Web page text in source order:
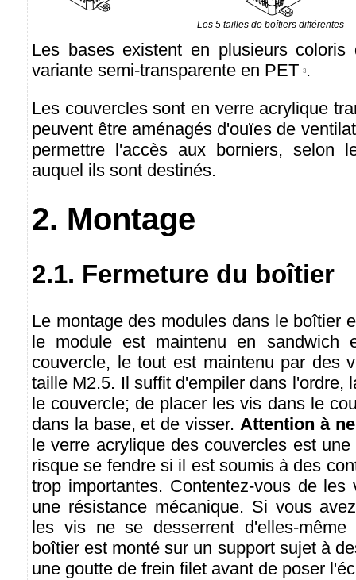
Les 5 tailles de boîtiers différentes
Les bases existent en plusieurs coloris
variante semi-transparente en PET 3 .
Les couvercles sont en verre acrylique
peuvent être aménagés d'ouïes de
permettre l'accès aux borniers, selon
auquel ils sont destinés.
2. Montage
2.1. Fermeture du boîtier
Le montage des modules dans le boîtier
le module est maintenu en sandwich
couvercle, le tout est maintenu par des
taille M2.5. Il suffit d'empiler dans l'ordre,
le couvercle; de placer les vis dans le
dans la base, et de visser. Attention à
le verre acrylique des couvercles est
risque se fendre si il est soumis à des
trop importantes. Contentez-vous de les
une résistance mécanique. Si vous
les vis ne se desserrent d'elles-
boîtier est monté sur un support sujet à
une goutte de frein filet avant de poser